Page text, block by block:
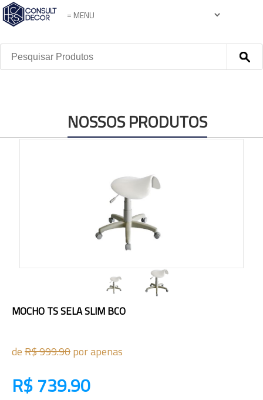
NOSSOS PRODUTOS
MOCHO TS SELA SLIM BCO
deR$ 999.90por apenas
R$ 739.90